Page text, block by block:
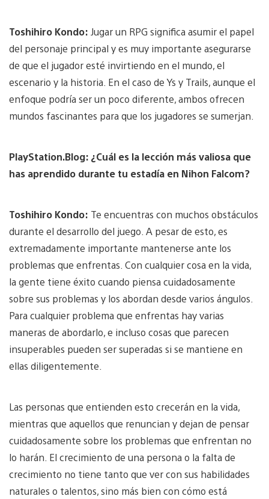
Toshihiro Kondo: Jugar un RPG significa asumir el papel
del personaje principal y es muy importante asegurarse
de que el jugador esté invirtiendo en el mundo, el
escenario y la historia. En el caso de Ys ​​y Trails, aunque el
enfoque podría ser un poco diferente, ambos ofrecen
mundos fascinantes para que los jugadores se sumerjan.
PlayStation.Blog: ¿Cuál es la lección más valiosa que
has aprendido durante tu estadía en Nihon Falcom?
Toshihiro Kondo: Te encuentras con muchos obstáculos
durante el desarrollo del juego. A pesar de esto, es
extremadamente importante mantenerse ante los
problemas que enfrentas. Con cualquier cosa en la vida,
la gente tiene éxito cuando piensa cuidadosamente
sobre sus problemas y los abordan desde varios ángulos.
Para cualquier problema que enfrentas hay varias
maneras de abordarlo, e incluso cosas que parecen
insuperables pueden ser superadas si se mantiene en
ellas diligentemente.
Las personas que entienden esto crecerán en la vida,
mientras que aquellos que renuncian y dejan de pensar
cuidadosamente sobre los problemas que enfrentan no
lo harán. El crecimiento de una persona o la falta de
crecimiento no tiene tanto que ver con sus habilidades
naturales o talentos, sino más bien con cómo está